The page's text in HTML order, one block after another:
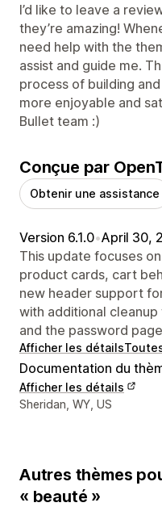
I’d like to leave a
they’re amazing!
need help with the
assist and guide me.
process of building
more enjoyable and
Bullet team :)
Conçue par
Obtenir une assistance
Version 6.1.0•April 30,
This update focuses
product cards, cart
new header support
with additional
and the password
Afficher les détails
Documentation du
Afficher les détails
Coordonnées du
Sheridan, WY, US
Autres thèmes
« beauté »